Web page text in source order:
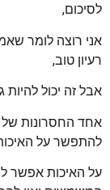
לסיכום,
אני רוצה לומר
רעיון טוב,
אבל זה יכול להיות
אחד החסרונות של
להתפשר על
על האיכות אפשר